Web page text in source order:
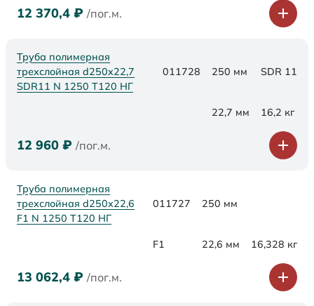
12 370,4 ₽ /пог.м.
Труба полимерная
трехслойная d250x22,7
SDR11 N 1250 Т120 НГ
011728 250 мм SDR 11
22,7 мм 16,2 кг
12 960 ₽ /пог.м.
Труба полимерная
трехслойная d250x22,6
F1 N 1250 Т120 НГ
011727 250 мм
F1 22,6 мм 16,328 кг
13 062,4 ₽ /пог.м.